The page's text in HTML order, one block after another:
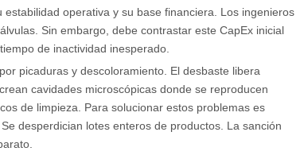
operativa y su base financiera. Los ingenieros
Sin embargo, debe contrastar este CapEx inicial
de inactividad inesperado.
picaduras y descoloramiento. El desbaste libera
cavidades microscópicas donde se reproducen
de limpieza. Para solucionar estos problemas es
desperdician lotes enteros de productos. La sanción